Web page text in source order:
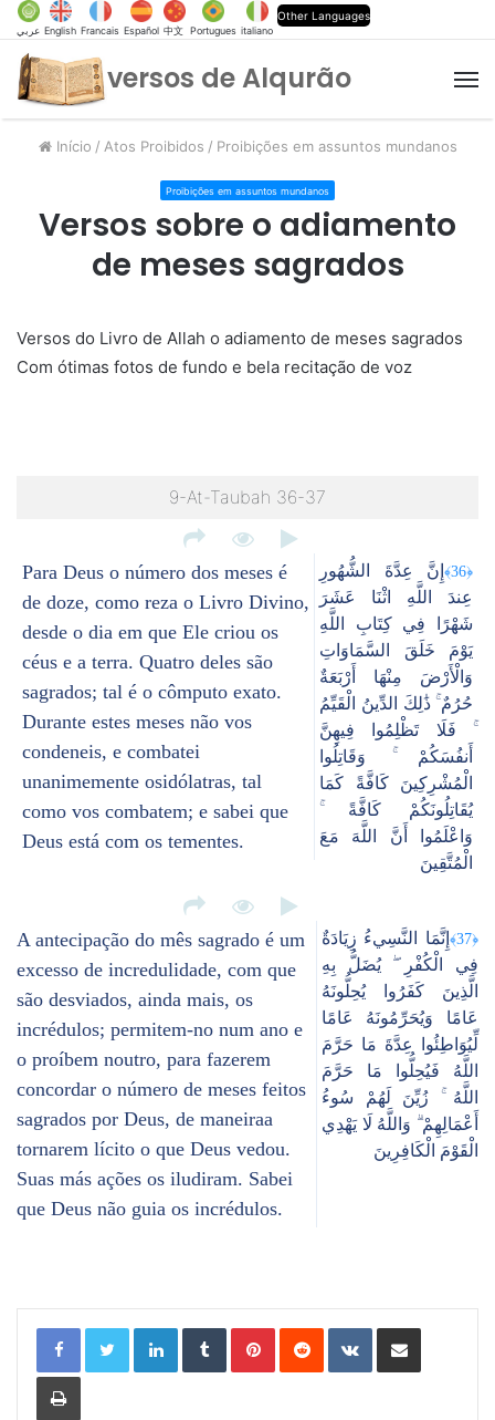
عربي English Francais Español 中文 Portugues italiano
Other Languages
versos de Alqurão
Início / Atos Proibidos / Proibições em assuntos mundanos
Proibições em assuntos mundanos
Versos sobre o adiamento
de meses sagrados
Versos do Livro de Allah o adiamento de meses sagrados
Com ótimas fotos de fundo e bela recitação de voz
9-At-Taubah 36-37
Para Deus o número dos meses é
de doze, como reza o Livro Divino,
desde o dia em que Ele criou os
céus e a terra. Quatro deles são
sagrados; tal é o cômputo exato.
Durante estes meses não vos
condeneis, e combatei
unanimemente osidólatras, tal
como vos combatem; e sabei que
Deus está com os tementes.
﴿36﴾
إِنَّ عِدَّةَ الشُّهُورِ
عِندَ اللَّهِ اثْنَا عَشَرَ
شَهْرًا فِي كِتَابِ اللَّهِ
يَوْمَ خَلَقَ السَّمَاوَاتِ
وَالْأَرْضَ مِنْهَا أَرْبَعَةٌ
حُرُمٌ ۚ ذَٰلِكَ الدِّينُ الْقَيِّمُ
ۚ فَلَا تَظْلِمُوا فِيهِنَّ
أَنفُسَكُمْ ۚ وَقَاتِلُوا
الْمُشْرِكِينَ كَافَّةً كَمَا
يُقَاتِلُونَكُمْ كَافَّةً ۚ
وَاعْلَمُوا أَنَّ اللَّهَ مَعَ
الْمُتَّقِينَ
A antecipação do mês sagrado é um
excesso de incredulidade, com que
são desviados, ainda mais, os
incrédulos; permitem-no num ano e
o proíbem noutro, para fazerem
concordar o número de meses feitos
sagrados por Deus, de maneiraa
tornarem lícito o que Deus vedou.
Suas más ações os iludiram. Sabei
que Deus não guia os incrédulos.
﴿37﴾
إِنَّمَا النَّسِيءُ زِيَادَةٌ
فِي الْكُفْرِ ۖ يُضَلُّ بِهِ
الَّذِينَ كَفَرُوا يُحِلُّونَهُ
عَامًا وَيُحَرِّمُونَهُ عَامًا
لِّيُوَاطِئُوا عِدَّةَ مَا حَرَّمَ
اللَّهُ فَيُحِلُّوا مَا حَرَّمَ
اللَّهُ ۚ زُيِّنَ لَهُمْ سُوءُ
أَعْمَالِهِمْ ۗ وَاللَّهُ لَا يَهْدِي
الْقَوْمَ الْكَافِرِينَ
Linkedin Tumblr Pinterest Reddit VKontakte
Imprimir